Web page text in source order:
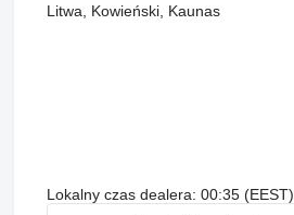
Litwa, Kowieński, Kaunas
Lokalny czas dealera: 00:35 (EEST)